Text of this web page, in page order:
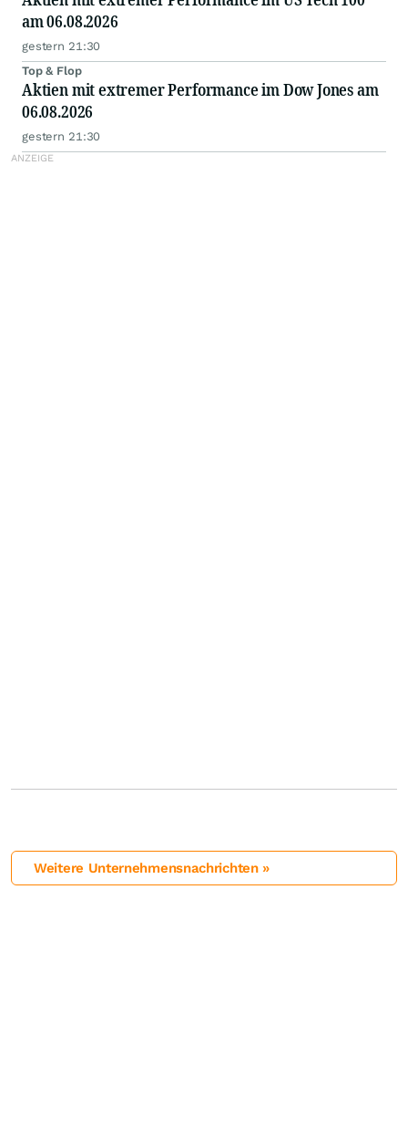
am 06.08.2026
gestern 21:30
Top & Flop
Aktien mit extremer Performance im Dow Jones am
06.08.2026
gestern 21:30
Weitere Unternehmensnachrichten »